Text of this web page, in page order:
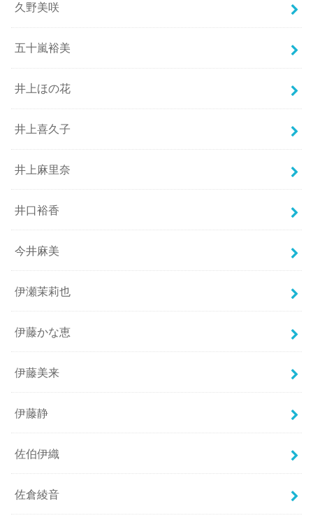
久野美咲
五十嵐裕美
井上ほの花
井上喜久子
井上麻里奈
井口裕香
今井麻美
伊瀬茉莉也
伊藤かな恵
伊藤美来
伊藤静
佐伯伊織
佐倉綾音